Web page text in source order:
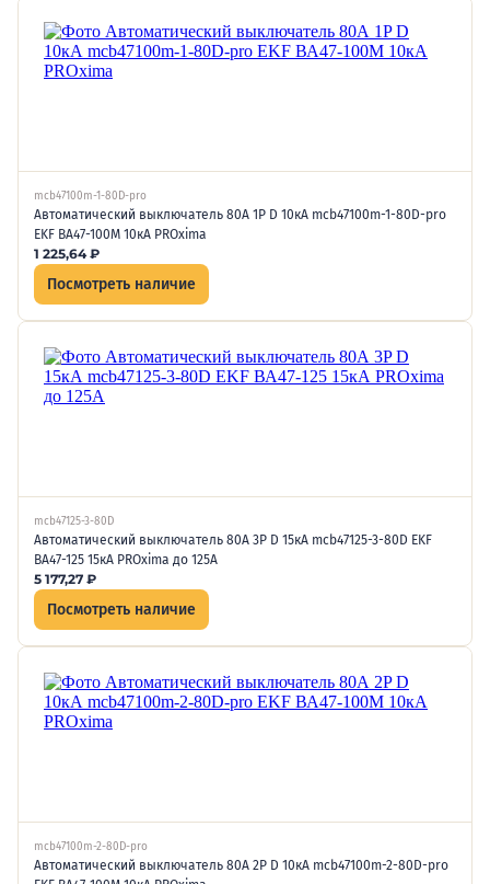
mcb47100m-1-80D-pro
Автоматический выключатель 80А 1P D 10кА mcb47100m-1-80D-pro
EKF ВА47-100М 10кА PROxima
1 225,64₽
Посмотреть наличие
mcb47125-3-80D
Автоматический выключатель 80А 3P D 15кА mcb47125-3-80D EKF
ВА47-125 15кА PROxima до 125А
5 177,27 ₽
Посмотреть наличие
mcb47100m-2-80D-pro
Автоматический выключатель 80А 2P D 10кА mcb47100m-2-80D-pro